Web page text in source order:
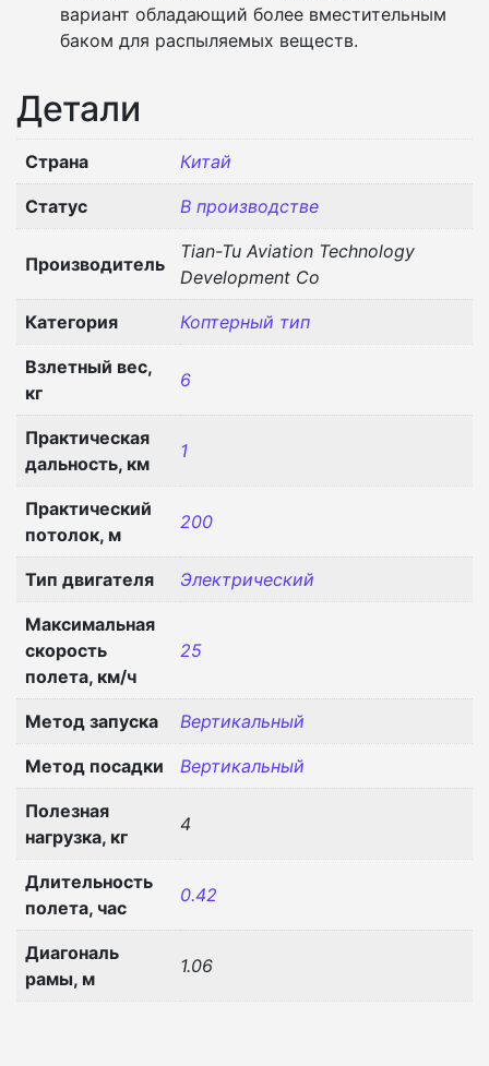
вариант обладающий более вместительным
баком для распыляемых веществ.
Детали
Страна Китай
Статус В производстве
Производитель
Tian-Tu Aviation Technology
Development Co
Категория Коптерный тип
Взлетный вес,
кг
6
Практическая
дальность, км
1
Практический
потолок, м
200
Тип двигателя Электрический
Максимальная
скорость
полета, км/ч
25
Метод запуска Вертикальный
Метод посадки Вертикальный
Полезная
нагрузка, кг
4
Длительность
полета, час
0.42
Диагональ
рамы, м
1.06